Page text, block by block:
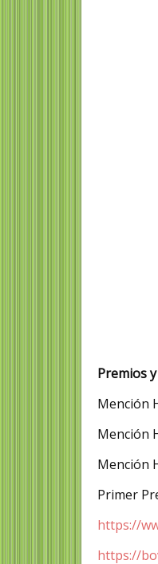
Premios
Mención
Mención
Mención
Primer
https://
https://